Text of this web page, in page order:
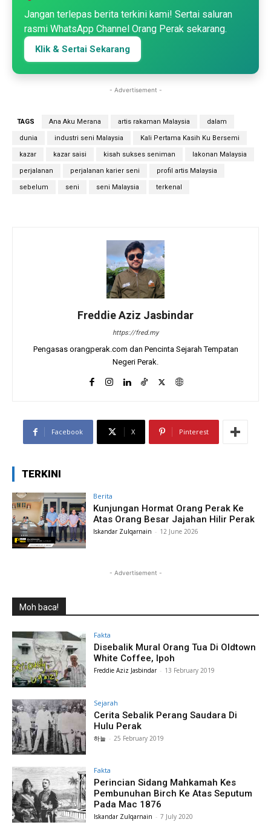
Jangan terlepas berita terkini kami! Sertai saluran
rasmi WhatsApp Channel Orang Perak sekarang.
Klik & Sertai Sekarang
- Advertisement -
TAGS Ana Aku Merana artis rakaman Malaysia dalam
dunia industri seni Malaysia Kali Pertama Kasih Ku Bersemi
kazar kazar saisi kisah sukses seniman lakonan Malaysia
perjalanan perjalanan karier seni profil artis Malaysia
sebelum seni seni Malaysia terkenal
Freddie Aziz Jasbindar
https://fred.my
Pengasas orangperak.com dan Pencinta Sejarah Tempatan
Negeri Perak.
Facebook X Pinterest
TERKINI
Berita
Kunjungan Hormat Orang Perak Ke
Atas Orang Besar Jajahan Hilir Perak
Iskandar Zulqarnain - 12 June 2026
- Advertisement -
Moh baca!
Fakta
Disebalik Mural Orang Tua Di Oldtown
White Coffee, Ipoh
Freddie Aziz Jasbindar - 13 February 2019
Sejarah
Cerita Sebalik Perang Saudara Di
Hulu Perak
하늘 - 25 February 2019
Fakta
Perincian Sidang Mahkamah Kes
Pembunuhan Birch Ke Atas Seputum
Pada Mac 1876
Iskandar Zulqarnain - 7 July 2020